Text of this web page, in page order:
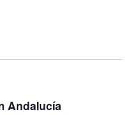
Andalucía